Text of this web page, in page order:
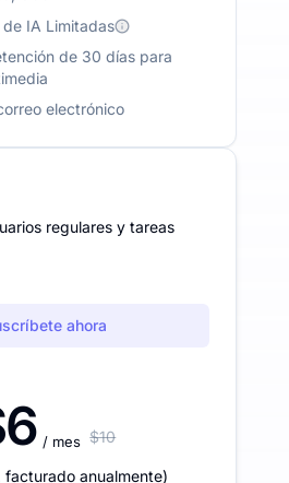
IA Limitadas
de 30 días para
electrónico
regulares y tareas
ahora
/ mes $10
facturado anualmente)